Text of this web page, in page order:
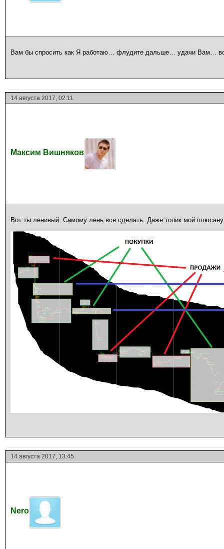
Вам бы спросить как Я работаю… флудите дальше… удачи Вам…
14 августа 2017, 02:11
Максим Вишняков
Вот ты ленивый. Самому лень все сделать. Даже топик мой
14 августа 2017, 13:45
Nero